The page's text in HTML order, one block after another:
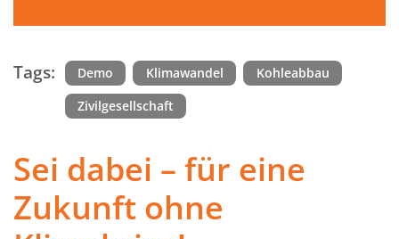
Tags: Demo Klimawandel
Kohleabbau
Zivilgesellschaft
Sei dabei – für eine
Zukunft ohne